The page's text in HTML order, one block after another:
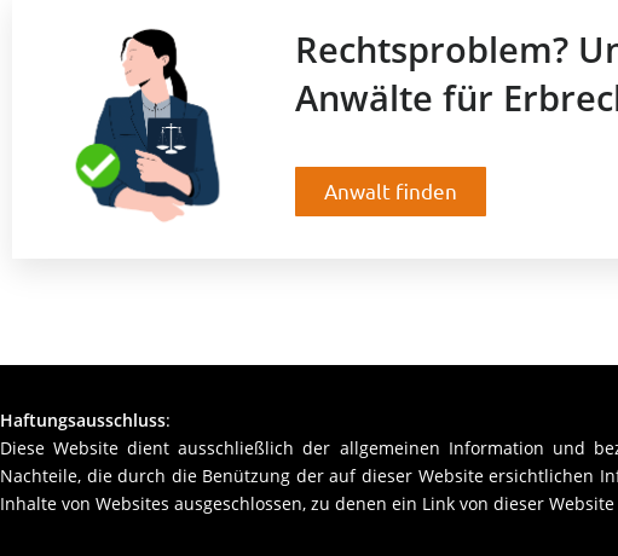
Rechtsproblem?
Anwälte für
Anwalt finden
Haftungsausschluss:
Diese Website dient ausschließlich der allgemeinen Information und
Nachteile, die durch die Benützung der auf dieser Website ersichtlichen
Inhalte von Websites ausgeschlossen, zu denen ein Link von dieser